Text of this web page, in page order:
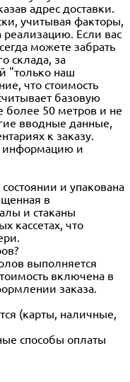
адрес доставки.
учитывая факторы,
реализацию. Если вас
можете забрать
склада, за
"только наш
что стоимость
базовую
более 50 метров и не
вводные данные,
к заказу.
информацию и
и упакована
в
и стаканы
кассетах, что
выполняется
включена в
заказа.
(карты, наличные,
способы оплаты